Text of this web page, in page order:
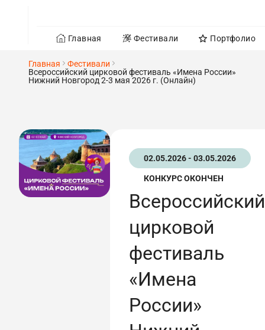
Главная Фестивали Портфолио
Главная
Фестивали
Всероссийский цирковой фестиваль «Имена России»
Нижний Новгород 2-3 мая 2026 г. (Онлайн)
02.05.2026 - 03.05.2026
КОНКУРС ОКОНЧЕН
Всероссийский
цирковой
фестиваль
«Имена
России»